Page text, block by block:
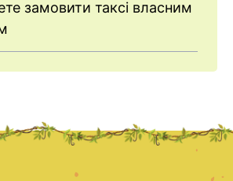
замовити таксі власним